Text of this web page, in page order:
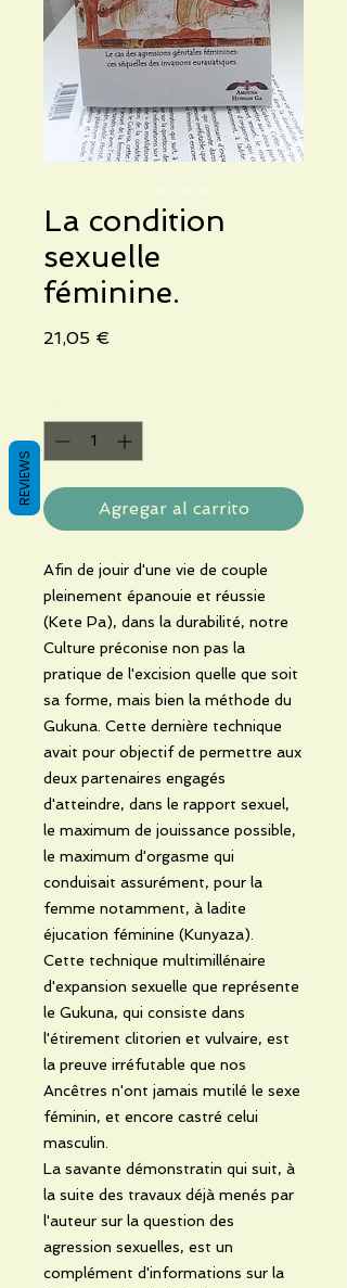
La condition
sexuelle
féminine.
21,05 €
Agregar al carrito
Afin de jouir d'une vie de couple
pleinement épanouie et réussie
(Kete Pa), dans la durabilité, notre
Culture préconise non pas la
pratique de l'excision quelle que soit
sa forme, mais bien la méthode du
Gukuna. Cette dernière technique
avait pour objectif de permettre aux
deux partenaires engagés
d'atteindre, dans le rapport sexuel,
le maximum de jouissance possible,
le maximum d'orgasme qui
conduisait assurément, pour la
femme notamment, à ladite
éjucation féminine (Kunyaza).
Cette technique multimillénaire
d'expansion sexuelle que représente
le Gukuna, qui consiste dans
l'étirement clitorien et vulvaire, est
la preuve irréfutable que nos
Ancêtres n'ont jamais mutilé le sexe
féminin, et encore castré celui
masculin.
La savante démonstratin qui suit, à
la suite des travaux déjà menés par
l'auteur sur la question des
agression sexuelles, est un
complément d'informations sur la
REVIEWS